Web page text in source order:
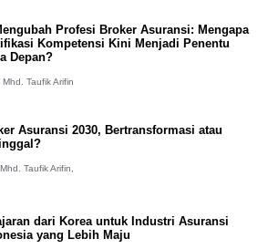
Profesi Broker Asuransi: Mengapa
Kompetensi Kini Menjadi Penentu
Depan?
Taufik Arifin
Asuransi 2030, Bertransformasi atau
Taufik Arifin,
dari Korea untuk Industri Asuransi
yang Lebih Maju